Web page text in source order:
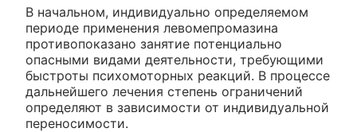
В начальном, индивидуально определяемом
периоде применения левомепромазина
противопоказано занятие потенциально
опасными видами деятельности, требующими
быстроты психомоторных реакций. В процессе
дальнейшего лечения степень ограничений
определяют в зависимости от индивидуальной
переносимости.